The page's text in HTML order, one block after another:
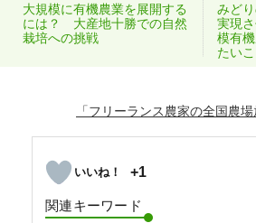
大規模に有機農業を展開する
には？ 大産地十勝での自然
栽培への挑戦
みど
実現
模有
たいこ
「フリーランス農家の全国農場
+1
関連キーワード